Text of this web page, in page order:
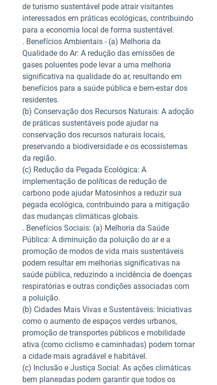
de turismo sustentável pode atrair visitantes
interessados em práticas ecológicas, contribuindo
para a economia local de forma sustentável.
. Benefícios Ambientais - (a) Melhoria da
Qualidade do Ar: A redução das emissões de
gases poluentes pode levar a uma melhoria
significativa na qualidade do ar, resultando em
benefícios para a saúde pública e bem-estar dos
residentes.
(b) Conservação dos Recursos Naturais: A adoção
de práticas sustentáveis pode ajudar na
conservação dos recursos naturais locais,
preservando a biodiversidade e os ecossistemas
da região.
(c) Redução da Pegada Ecológica: A
implementação de políticas de redução de
carbono pode ajudar Matosinhos a reduzir sua
pegada ecológica, contribuindo para a mitigação
das mudanças climáticas globais.
. Benefícios Sociais: (a) Melhoria da Saúde
Pública: A diminuição da poluição do ar e a
promoção de modos de vida mais sustentáveis
podem resultar em melhorias significativas na
saúde pública, reduzindo a incidência de doenças
respiratórias e outras condições associadas com
a poluição.
(b) Cidades Mais Vivas e Sustentáveis: Iniciativas
como o aumento de espaços verdes urbanos,
promoção de transportes públicos e mobilidade
ativa (como ciclismo e caminhadas) podem tornar
a cidade mais agradável e habitável.
(c) Inclusão e Justiça Social: As ações climáticas
bem planeadas podem garantir que todos os